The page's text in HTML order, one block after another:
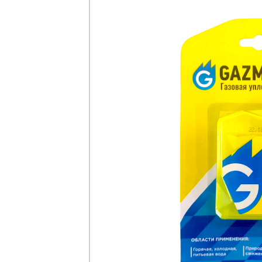
Каталог
Клиентам
Застройщикам
Снабженцам и
Монтажным
Предприятиям и
О
История компании